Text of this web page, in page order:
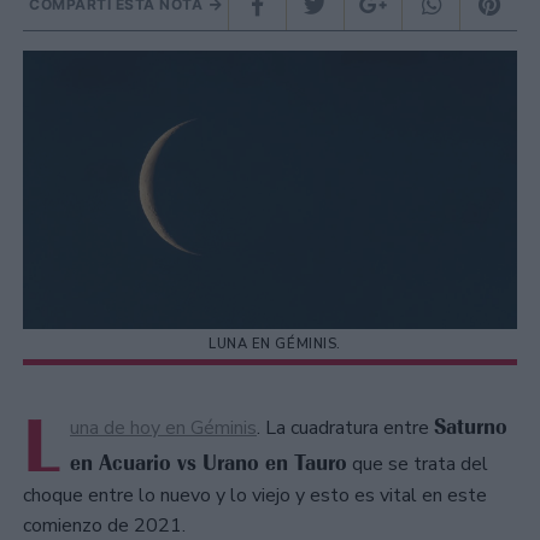
COMPARTÍ ESTA NOTA
LUNA EN GÉMINIS.
L una de hoy en Géminis. La cuadratura entre Saturno
en Acuario vs Urano en Tauro que se trata del
choque entre lo nuevo y lo viejo y esto es vital en este
comienzo de 2021.